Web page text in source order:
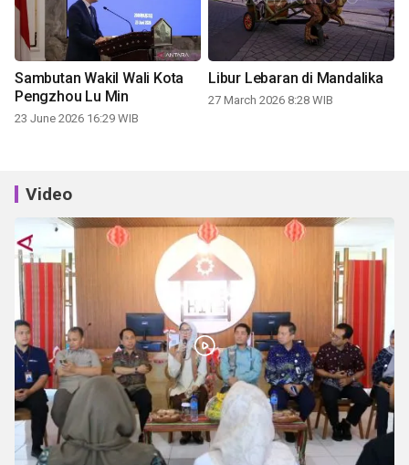
Sambutan Wakil Wali Kota
Pengzhou Lu Min
23 June 2026 16:29 WIB
Libur Lebaran di Mandalika
27 March 2026 8:28 WIB
Video